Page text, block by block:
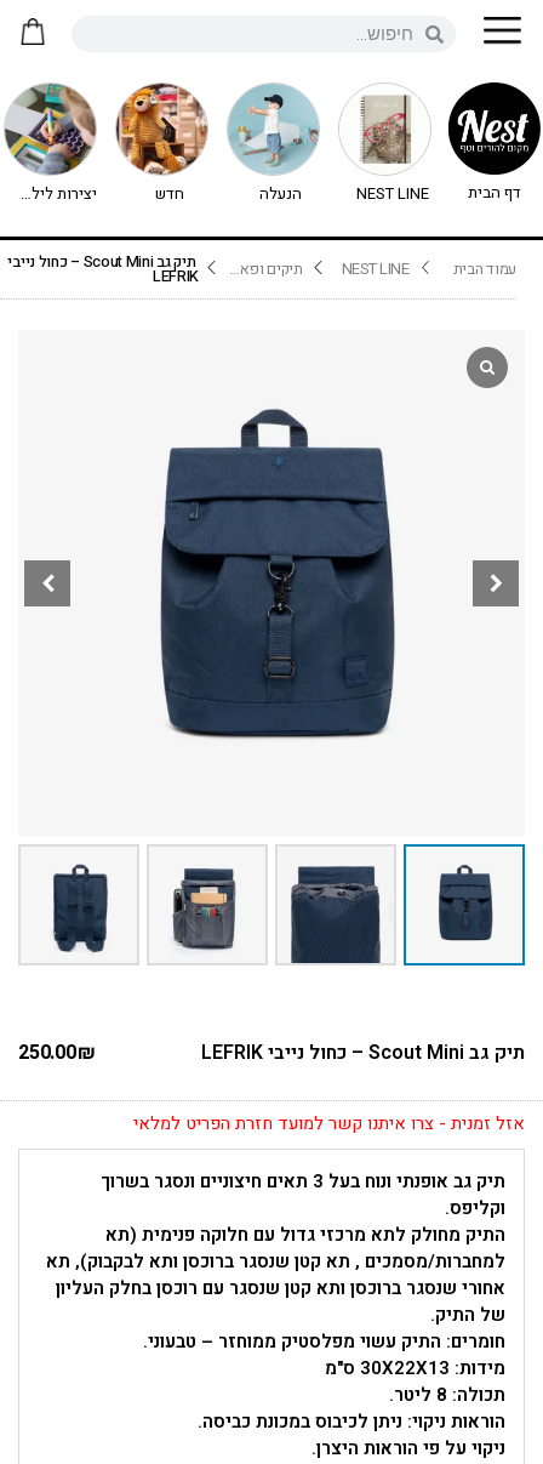
דף הבית NEST LINE הנעלה חדש יצירות לילדים - יצירה לילדים
עמוד הבית NEST LINE תיקים ופאוצ'ים תיק גב Scout Mini – כחול נייבי
LEFRIK
תיק גב Scout Mini – כחול נייבי LEFRIK 250.00₪
אזל זמנית - צרו איתנו קשר למועד חזרת הפריט למלאי
תיק גב אופנתי ונוח בעל 3 תאים חיצוניים ונסגר בשרוך
וקליפס.
התיק מחולק לתא מרכזי גדול עם חלוקה פנימית (תא
למחברות/מסמכים , תא קטן שנסגר ברוכסן ותא לבקבוק), תא
אחורי שנסגר ברוכסן ותא קטן שנסגר עם רוכסן בחלק העליון
של התיק.
חומרים: התיק עשוי מפלסטיק ממוחזר – טבעוני.
מידות: 30X22X13 ס"מ
תכולה: 8 ליטר.
הוראות ניקוי: ניתן לכיבוס במכונת כביסה.
ניקוי על פי הוראות היצרן.